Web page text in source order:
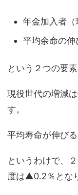
年金加入者
平均余命の伸
という２つの要
現役世代の増減
す。
平均寿命が伸び
というわけで、
度は▲0.2％とな